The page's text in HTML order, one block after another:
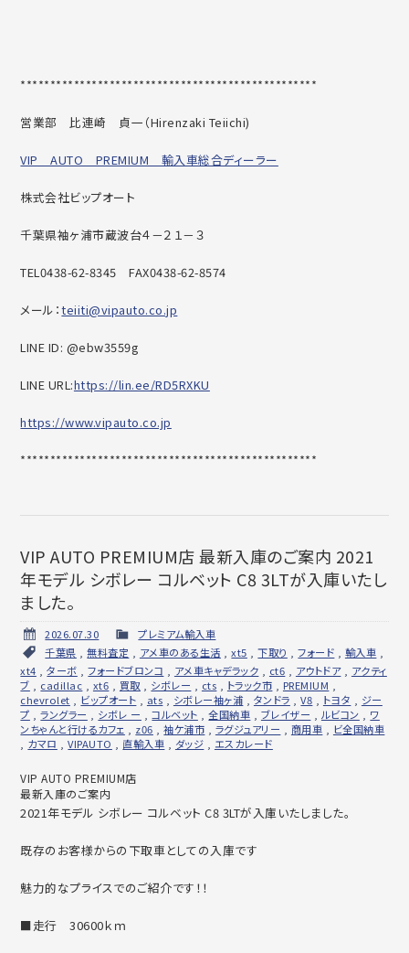
**************************************************
営業部 比連崎 貞一（Hirenzaki Teiichi)
VIP AUTO PREMIUM 輸入車総合ディーラー
株式会社ビップオート
千葉県袖ヶ浦市蔵波台４－２１－３
TEL0438-62-8345 FAX0438-62-8574
メール：teiiti@vipauto.co.jp
LINE ID: @ebw3559g
LINE URL:https://lin.ee/RD5RXKU
https://www.vipauto.co.jp
**************************************************
VIP AUTO PREMIUM店 最新入庫のご案内 2021
年モデル シボレー コルベット C8 3LTが入庫いたし
ました。
2026.07.30
プレミアム輸入車
千葉県 ,無料査定 , アメ車のある生活 ,xt5 ,下取り ,フォード , 輸入車 ,
xt4 ,ターボ ,フォードブロンコ , アメ車キャデラック , ct6 , アウトドア, アクティ
ブ , cadillac , xt6 , 買取 , シボレー , cts , トラック市 , PREMIUM ,
chevrolet , ビップオート , ats , シボレー袖ヶ浦 , タンドラ ,V8 , トヨタ , ジー
プ ,ラングラー , シボレ ー ,コルベット ,全国納車 , ブレイザー , ルビコン , ワ
ンちゃんと行けるカフェ , z06 ,袖ケ浦市 , ラグジュアリー , 商用車 , ビ全国納車
, カマロ ,VIPAUTO , 直輸入車 , ダッジ , エスカレード
VIP AUTO PREMIUM店
最新入庫のご案内
2021年モデル シボレー コルベット C8 3LTが入庫いたしました。
既存のお客様からの下取車としての入庫です
魅力的なプライスでのご紹介です！！
■走行 30600ｋｍ